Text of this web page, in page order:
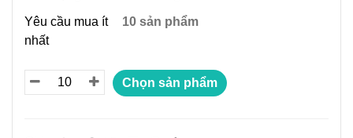
Yêu cầu mua ít
nhất
10 sản phẩm
Chọn sản phẩm